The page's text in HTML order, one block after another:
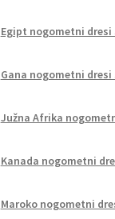
Egipt nogometni dresi
Gana nogometni dresi
Južna Afrika
Kanada nogometni
Maroko nogometni